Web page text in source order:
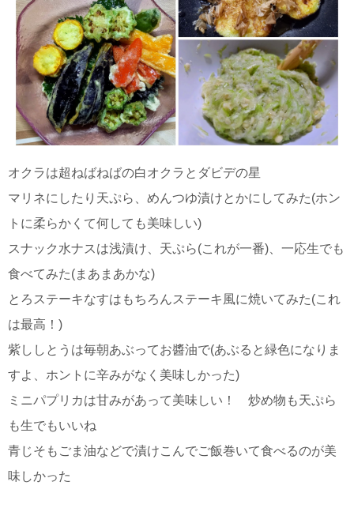
オクラは超ねばねばの白オクラとダビデの星
マリネにしたり天ぷら、めんつゆ漬けとかにしてみた(ホン
トに柔らかくて何しても美味しい)
スナック水ナスは浅漬け、天ぷら(これが一番)、一応生でも
食べてみた(まあまあかな)
とろステーキなすはもちろんステーキ風に焼いてみた(これ
は最高！)
紫ししとうは毎朝あぶってお醬油で(あぶると緑色になりま
すよ、ホントに辛みがなく美味しかった)
ミニパプリカは甘みがあって美味しい！ 炒め物も天ぷら
も生でもいいね
青じそもごま油などで漬けこんでご飯巻いて食べるのが美
味しかった